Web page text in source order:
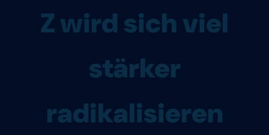
Z wird sich viel
stärker
radikalisieren